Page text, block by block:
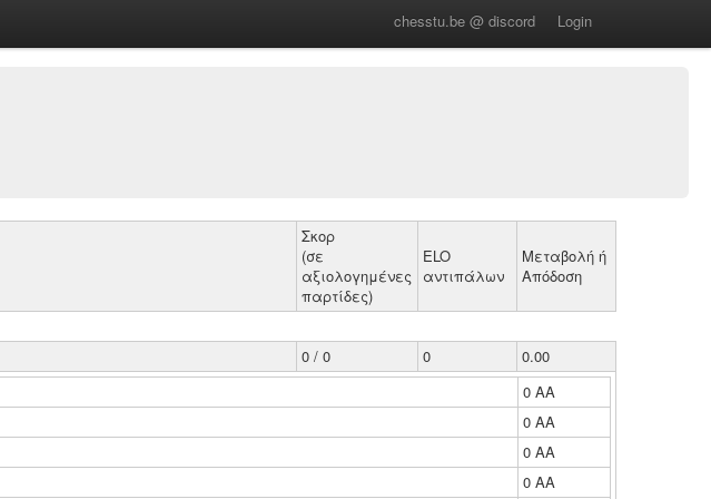
chesstu.be @ discord Login
Σκορ
(σε
αξιολογημένες
παρτίδες)
ELO
αντιπάλων
Μεταβολή ή
Απόδοση
0 / 0 0
0.00
0 ΑΑ
0 ΑΑ
0 ΑΑ
0 ΑΑ